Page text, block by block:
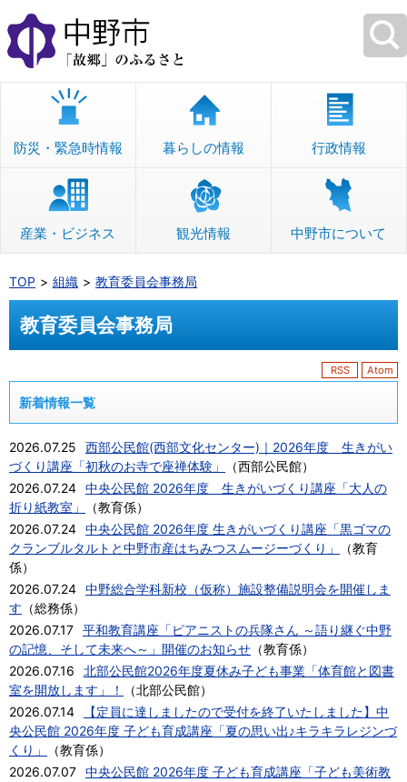
本
文
へ
移
防災・緊急時情報 暮らしの情報 行政情報
産業・ビジネス 観光情報 中野市について
TOP 組織 教育委員会事務局
教育委員会事務局
RSS Atom
新着情報一覧
2026.07.25
西部公民館(西部文化センター)｜2026年度 生きがい
づくり講座「初秋のお寺で座禅体験」
（西部公民館）
2026.07.24 中央公民館 2026年度 生きがいづくり講座「大人の
折り紙教室」
（教育係）
2026.07.24 中央公民館 2026年度 生きがいづくり講座「黒ゴマの
クランブルタルトと中野市産はちみつスムージーづくり」
（教育
係）
2026.07.24 中野総合学科新校（仮称）施設整備説明会を開催しま
す （総務係）
2026.07.17 平和教育講座「ピアニストの兵隊さん ～語り継ぐ中野
の記憶、そして未来へ～」開催のお知らせ （教育係）
2026.07.16
北部公民館2026年度夏休み子ども事業「体育館と図書
室を開放します」！
（北部公民館）
2026.07.14
【定員に達しましたので受付を終了いたしました】中
央公民館 2026年度 子ども育成講座「夏の思い出♪キラキラレジンづ
くり」
（教育係）
2026.07.07 中央公民館 2026年度 子ども育成講座「子ども美術教